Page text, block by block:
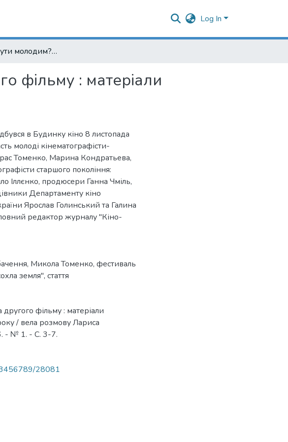
Log In
Чи довго бути молодим? Проблема другого фільму : матеріали круглого столу, 8 листопада 2005 року
фільму : матеріали
в Будинку кіно 8 листопада
молоді кінематографісти-
Томенко, Марина Кондратьева,
старшого покоління:
Іллєнко, продюсери Ганна Чміль,
Департаменту кіно
Ярослав Голинський та Галина
редактор журналу "Кіно-
, Микола Томенко, фестиваль
земля", стаття
фільму : матеріали
/ вела розмову Лариса
- № 1. - С. 3-7.
28081